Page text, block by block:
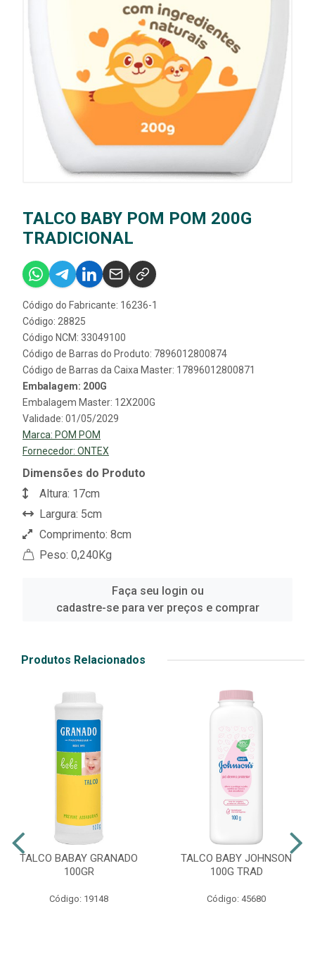
TALCO BABY POM POM 200G
TRADICIONAL
Código do Fabricante: 16236-1
Código: 28825
Código NCM: 33049100
Código de Barras do Produto: 7896012800874
Código de Barras da Caixa Master: 17896012800871
Embalagem: 200G
Embalagem Master: 12X200G
Validade: 01/05/2029
Marca: POM POM
Fornecedor: ONTEX
Dimensões do Produto
Altura: 17cm
Largura: 5cm
Comprimento: 8cm
Peso: 0,240Kg
Faça seu login ou
cadastre-se para ver preços e comprar
Produtos Relacionados
TALCO BABAY GRANADO
100GR
Código: 19148
TALCO BABY JOHNSON
100G TRAD
Código: 45680